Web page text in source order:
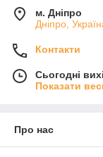
м. Дніпро
Дніпро,
Контакти
Сьогодні
Показати
Про нас